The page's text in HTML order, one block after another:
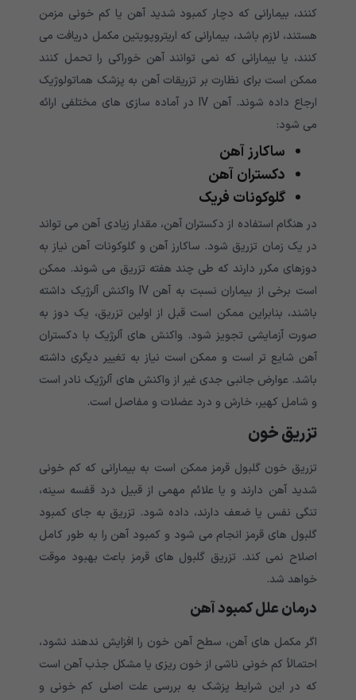
کنند، بیمارانی که دچار کمبود شدید آهن یا کم خونی مزمن
هستند، لازم باشد، بیمارانی که اریتروپویتین مکمل دریافت می
کنند، یا بیمارانی که نمی توانند آهن خوراکی را تحمل کنند
ممکن است برای نظارت بر تزریقات آهن به پزشک هماتولوژیک
ارجاع داده شوند. آهن IV در آماده سازی های مختلفی ارائه
می شود:
ساکارز آهن
دکستران آهن
گلوکونات فریک
در هنگام استفاده از دکستران آهن، مقدار زیادی آهن می تواند
در یک زمان تزریق شود. ساکارز آهن و گلوکونات آهن نیاز به
دوزهای مکرر دارند که طی چند هفته تزریق می شوند. ممکن
است برخی از بیماران نسبت به آهن IV واکنش آلرژیک داشته
باشند، بنابراین ممکن است قبل از اولین تزریق، یک دوز به
صورت آزمایشی تجویز شود. واکنش های آلرژیک با دکستران
آهن شایع تر است و ممکن است نیاز به تغییر دیگری داشته
باشد. عوارض جانبی جدی غیر از واکنش های آلرژیک نادر است
و شامل کهیر، خارش و درد عضلات و مفاصل است.
تزریق خون
تزریق خون گلبول قرمز ممکن است به بیمارانی که کم خونی
شدید آهن دارند و یا علائم مهمی از قبیل درد قفسه سینه،
تنگی نفس یا ضعف دارند، داده شود. تزریق به جای کمبود
گلبول های قرمز انجام می شود و کمبود آهن را به طور کامل
اصلاح نمی کند. تزریق گلبول های قرمز باعث بهبود موقت
خواهد شد.
درمان علل کمبود آهن
اگر مکمل های آهن، سطح آهن خون را افزایش ندهند نشود،
احتمالاً کم خونی ناشی از خون ریزی یا مشکل جذب آهن است
که در این شرایط پزشک به بررسی علت اصلی کم خونی و